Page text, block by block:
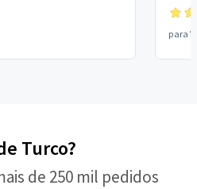
para
Turco?
de 250 mil pedidos